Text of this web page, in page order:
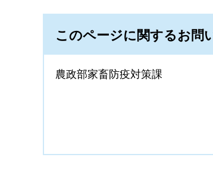
このページに関するお問
農政部家畜防疫対策課